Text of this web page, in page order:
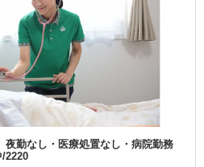
夜勤なし・医療処置なし・病院勤務
2220